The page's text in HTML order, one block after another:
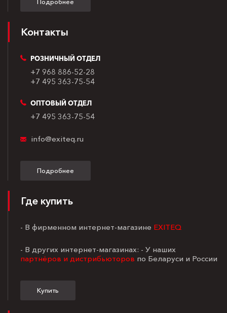
Контакты
РОЗНИЧНЫЙ ОТДЕЛ
+7 968 886-52-28
+7 495 363-75-54
ОПТОВЫЙ ОТДЕЛ
+7 495 363-75-54
info@exiteq.ru
Подробнее
Где купить
- В фирменном интернет-магазине EXITEQ
- В других интернет-магазинах: - У наших
партнёров и дистрибьюторов по Беларуси и России
Купить